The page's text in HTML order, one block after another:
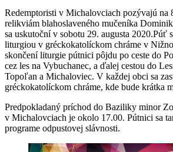
Redemptoristi v Michalovciach pozývajú na
relikviám blahoslaveného mučeníka
sa uskutoční v sobotu 29. augusta 2020.Púť
liturgiou v gréckokatolíckom chráme v
skončení liturgie pútnici pôjdu po ceste do
cez les na Vybuchanec, a ďalej cestou do
Topoľan a Michaloviec. V každej obci sa
gréckokatolíckom chráme, kde bude krátka
Predpokladaný príchod do Baziliky minor
v Michalovciach je okolo 17.00. Pútnici sa
programe odpustovej slávnosti.